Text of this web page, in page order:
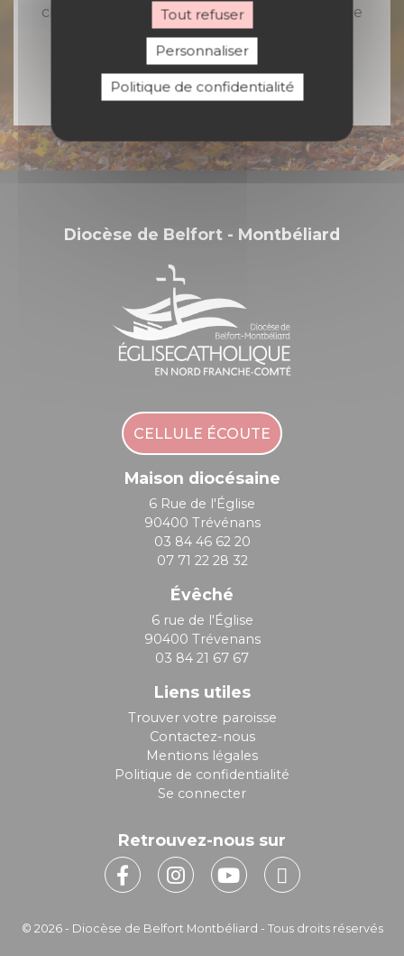
chaque semaine toute l'actualité catholique
en Nord Franche-Comté
Diocèse de Belfort - Montbéliard
CELLULE ÉCOUTE
Maison diocésaine
6 Rue de l'Église
90400 Trévénans
03 84 46 62 20
07 71 22 28 32
Évêché
6 rue de l'Église
90400 Trévenans
03 84 21 67 67
Liens utiles
Trouver votre paroisse
Contactez-nous
Mentions légales
Politique de confidentialité
Se connecter
Retrouvez-nous sur
© 2026 - Diocèse de Belfort Montbéliard - Tous droits réservés
Tout refuser
Personnaliser
Politique de confidentialité